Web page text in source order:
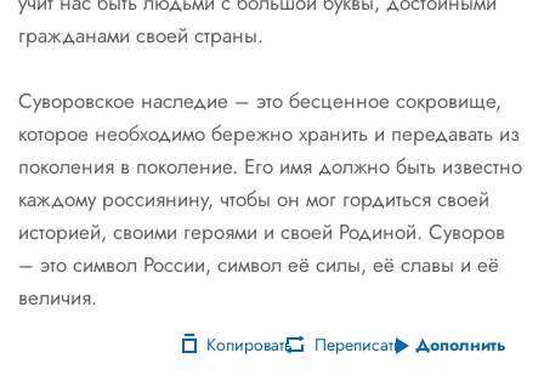
Копировать Переписать Дополнить